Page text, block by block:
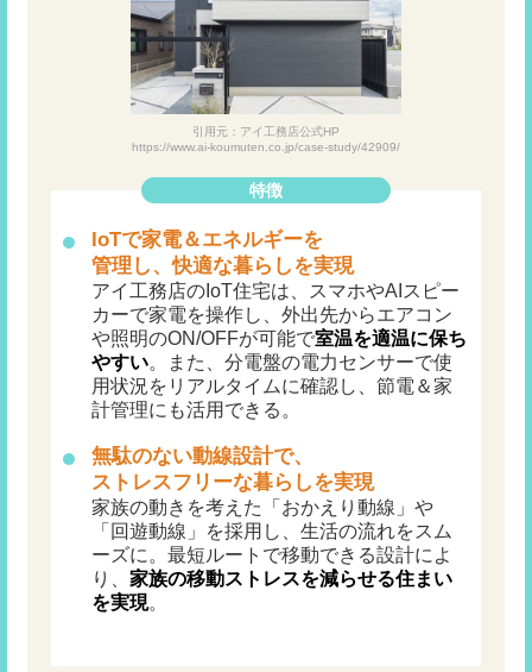
引用元：アイ工務店公式HP
https://www.ai-koumuten.co.jp/case-study/42909/
特徴
IoTで家電＆エネルギーを
管理し、快適な暮らしを実現
アイ工務店のIoT住宅は、スマホやAIスピー
カーで家電を操作し、外出先からエアコン
や照明のON/OFFが可能で室温を適温に保ち
やすい。また、分電盤の電力センサーで使
用状況をリアルタイムに確認し、節電＆家
計管理にも活用できる。
無駄のない動線設計で、
ストレスフリーな暮らしを実現
家族の動きを考えた「おかえり動線」や
「回遊動線」を採用し、生活の流れをスム
ーズに。最短ルートで移動できる設計によ
り、家族の移動ストレスを減らせる住まい
を実現。